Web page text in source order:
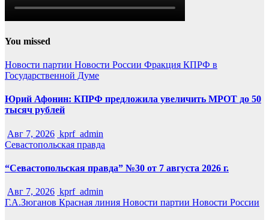
You missed
Новости партии Новости России Фракция КПРФ в
Государственной Думе
Юрий Афонин: КПРФ предложила увеличить МРОТ до 50
тысяч рублей
Авг 7, 2026 kprf_admin
Севастопольская правда
“Севастопольская правда” №30 от 7 августа 2026 г.
Авг 7, 2026 kprf_admin
Г.А.Зюганов Красная линия Новости партии Новости России